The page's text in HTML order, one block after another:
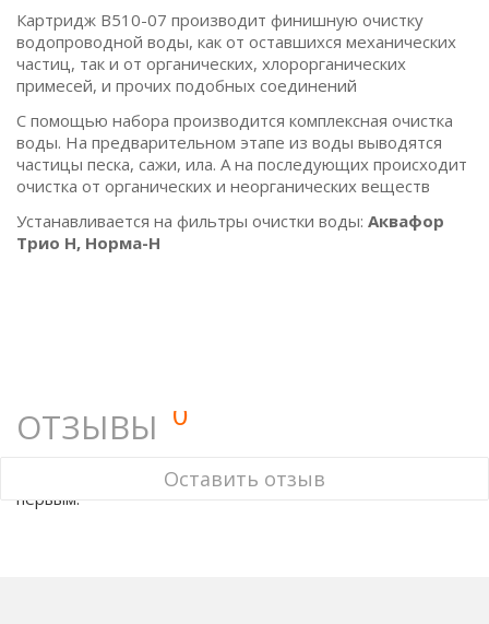
Картридж B510-07 производит финишную очистку
водопроводной воды, как от оставшихся механических
частиц, так и от органических, хлорорганических
примесей, и прочих подобных соединений
С помощью набора производится комплексная очистка
воды. На предварительном этапе из воды выводятся
частицы песка, сажи, ила. А на последующих происходит
очистка от органических и неорганических веществ
Устанавливается на фильтры очистки воды: Аквафор
Трио Н, Норма-Н
ОТЗЫВЫ 0
Оставить отзыв
У этого товара нет ни одного отзыва. Вы можете стать
первым.